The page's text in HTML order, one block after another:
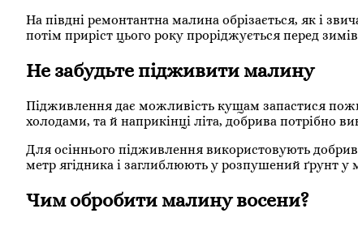
На півдні ремонтантна малина обрізається, як і
потім приріст цього року проріджується перед
Не забудьте підживити малину
Підживлення дає можливість кущам запастися
холодами, та й наприкінці літа, добрива потрібно
Для осіннього підживлення використовують
метр ягідника і заглиблюють у розпушений ґрунт
Чим обробити малину восени?